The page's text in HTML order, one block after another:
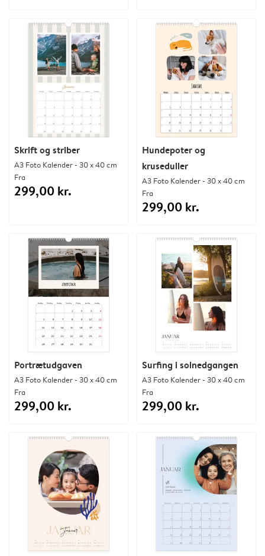
Skrift og striber
A3 Foto Kalender - 30 x 40 cm
Fra
299,00 kr.
Hundepoter og
kruseduller
A3 Foto Kalender - 30 x 40 cm
Fra
299,00 kr.
Portrætudgaven
A3 Foto Kalender - 30 x 40 cm
Fra
299,00 kr.
Surfing i solnedgangen
A3 Foto Kalender - 30 x 40 cm
Fra
299,00 kr.